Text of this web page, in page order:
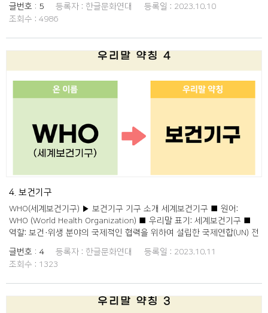
논의에 참여한다. 국제 조직의 영향이 커지면서 언론과 정부 공문서에서
국제 조직의 로마자 약칭이 빈번하게 사용되나 이를 국민들이 제대로 이
해할 수 없어 소통의 걸림돌이 된다는 데에 문제의식을 함께 하고 있다.
야 할 때 로마자 약칭 대신 쓸 우리말 약칭을 만들어 권고하는 것이 '우리
말약칭제안모임'의 목적이다. 우리말 약칭 전체 목록(64개) 번호 온 이름
로마자 약칭 원어 우리말 약칭 1 연방공개시장위원회 FOMC Federal
Open Market Committee 연공위 2 경제협력개발기구 OECD
계보건기구 WHO World Health Organization 보건기구 5 국제노동기
구 ILO International Labour Organization 노동기구 6 국제해사기구
IMO International Maritime Organization 해사기구 7 국제표준화기구
기구 9 세계지식재산권기구 WIPO World Intellectual Property
Organization 지재권기구 10 국제수로기구 IHO International
Hydrographic Organization 수로기구 11 세계관세기구 WCO World
Customs Organization 관세기구 12 세계기상기구 WMO World
Meteorological Organization 기상기구 13 국제원자력기구 IAEA
International Atomic Energy Agency 원자력기구 14 국제박람회기구
BIE Bureau International des Expositions 박람회기구 15 국제에너지
구 UNWTO United Nations World Tourism Organization 관광기구
17 국제연합 UN United Nations 유엔,국련 18 유엔개발계획 UNDP
글번호 : 5 등록자 : 한글문화연대 등록일 : 2023.10.10
조회수 : 4986
4. 보건기구
WHO(세계보건기구) ▶ 보건기구 기구 소개 세계보건기구 ■ 원어:
WHO (World Health Organization) ■ 우리말 표기: 세계보건기구 ■
역할: 보건·위생 분야의 국제적인 협력을 위하여 설립한 국제연합(UN) 전
글번호 : 4 등록자 : 한글문화연대 등록일 : 2023.10.11
조회수 : 1323